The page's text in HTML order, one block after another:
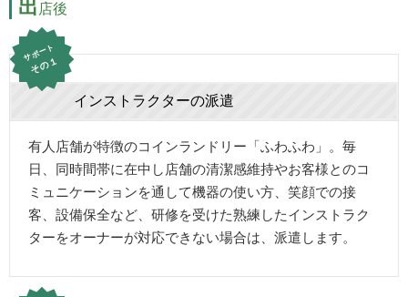
出 店後
サポート
その１
インストラクターの派遣
有人店舗が特徴のコインランドリー「ふわふわ」。毎
日、同時間帯に在中し店舗の清潔感維持やお客様とのコ
ミュニケーションを通して機器の使い方、笑顔での接
客、設備保全など、研修を受けた熟練したインストラク
ターをオーナーが対応できない場合は、派遣します。